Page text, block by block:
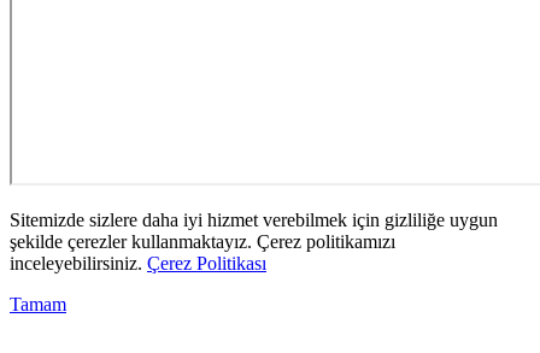
Sitemizde sizlere daha iyi hizmet verebilmek için gizliliğe uygun
şekilde çerezler kullanmaktayız. Çerez politikamızı
inceleyebilirsiniz. Çerez Politikası
Tamam